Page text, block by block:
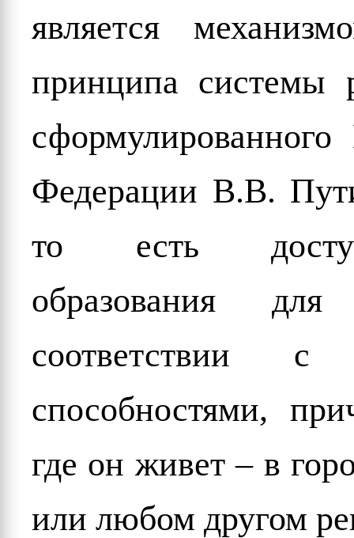
является
принципа системы
Федерации В.В.
то есть
образования
соответствии
способностями,
где он живет – в
или любом другом